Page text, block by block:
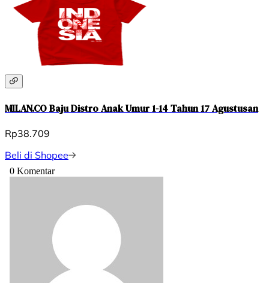
MILAN.CO Baju Distro Anak Umur 1-14 Tahun 17 Agustusan
Rp38.709
Beli di Shopee